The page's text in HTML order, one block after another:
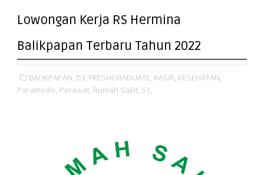
Lowongan Kerja RS Hermina
Balikpapan Terbaru Tahun 2022
BALIKPAPAN, D3, FRESHGRADUATE, KASIR, KESEHATAN,
Paramedis, Perawat, Rumah Sakit, S1,